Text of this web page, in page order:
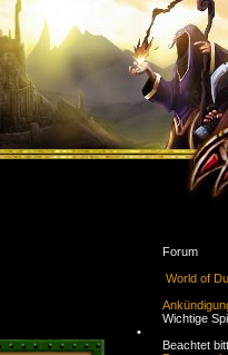
Forum
World of
•
Wichtige
Beachtet